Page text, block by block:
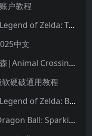
户教程
塞尔达传说：王国之泪|The Legend of Zelda: Tears of the Kingdom中文
中文
集合啦！动物森友会|动物之森|Animal Crossing: New Horizons中文
硬破通用教程
塞尔达传说：旷野之息|The Legend of Zelda: Breath of the Wild中文
七龙珠：电光炸裂！ZERO|Dragon Ball: Sparking! Zero中文